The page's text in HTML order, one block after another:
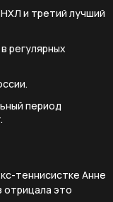
и третий лучший
регулярных
период
теннисистке Анне
отрицала это